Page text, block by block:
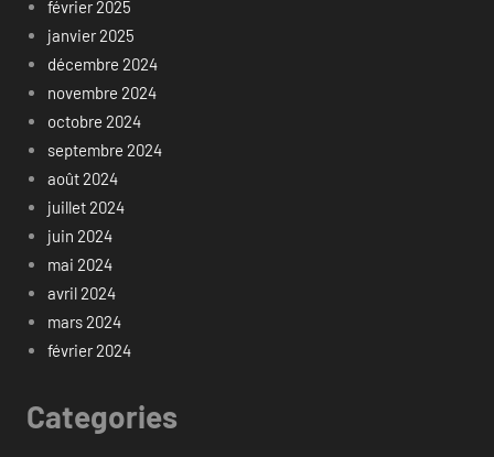
février 2025
janvier 2025
décembre 2024
novembre 2024
octobre 2024
septembre 2024
août 2024
juillet 2024
juin 2024
mai 2024
avril 2024
mars 2024
février 2024
Categories